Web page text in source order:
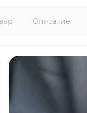
Описание